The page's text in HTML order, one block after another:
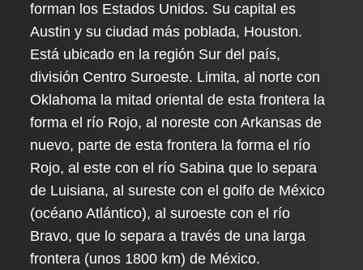
forman los Estados Unidos. Su capital es
Austin y su ciudad más poblada, Houston.
Está ubicado en la región Sur del país,
división Centro Suroeste. Limita, al norte con
Oklahoma la mitad oriental de esta frontera la
forma el río Rojo, al noreste con Arkansas de
nuevo, parte de esta frontera la forma el río
Rojo, al este con el río Sabina que lo separa
de Luisiana, al sureste con el golfo de México
(océano Atlántico), al suroeste con el río
Bravo, que lo separa a través de una larga
frontera (unos 1800 km) de México.